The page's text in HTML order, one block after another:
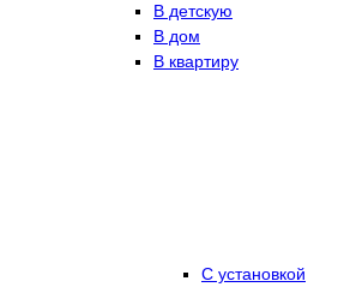
В детскую
В дом
В квартиру
С установкой